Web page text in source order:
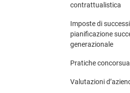
contrattualistica
Imposte di
pianificazione
generazionale
Pratiche
Valutazioni